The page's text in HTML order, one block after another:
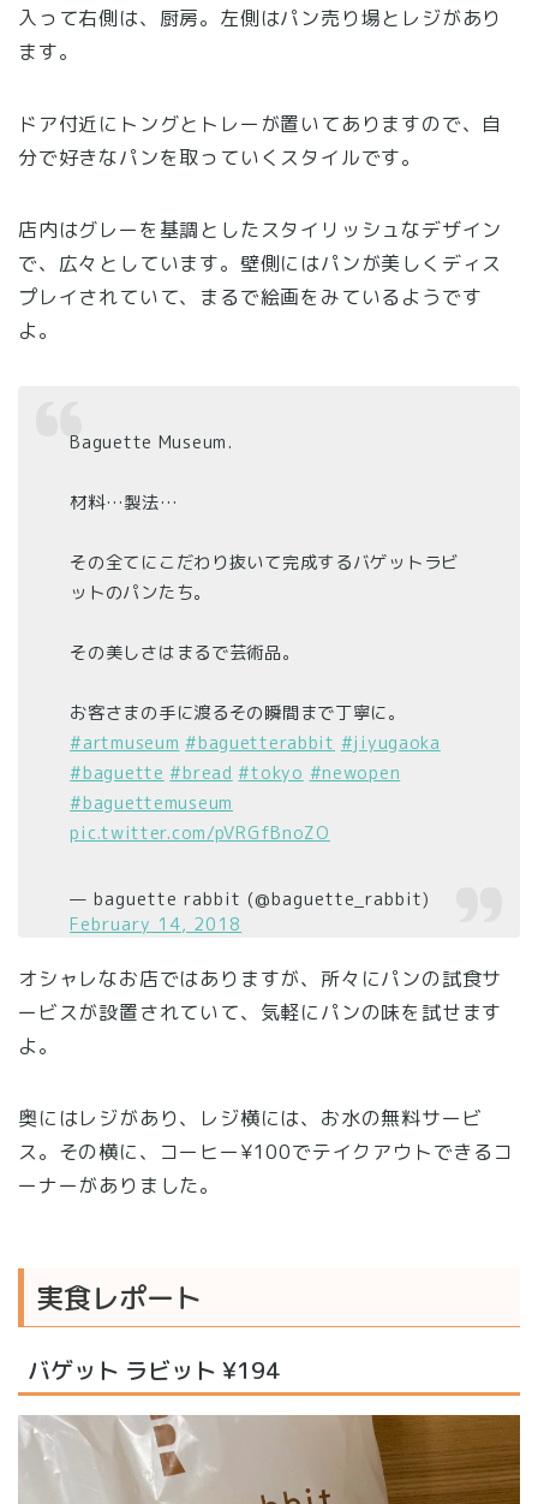
入って右側は、厨房。左側はパン売り場とレジがあり
ます。
ドア付近にトングとトレーが置いてありますので、自
分で好きなパンを取っていくスタイルです。
店内はグレーを基調としたスタイリッシュなデザイン
で、広々としています。壁側にはパンが美しくディス
プレイされていて、まるで絵画をみているようです
よ。
Baguette Museum.
材料…製法…
その全てにこだわり抜いて完成するバゲットラビ
ットのパンたち。
その美しさはまるで芸術品。
お客さまの手に渡るその瞬間まで丁寧に。
#artmuseum #baguetterabbit #jiyugaoka
#baguette #bread #tokyo #newopen
#baguettemuseum
pic.twitter.com/pVRGfBnoZO
— baguette rabbit (@baguette_rabbit)
February 14, 2018
オシャレなお店ではありますが、所々にパンの試食サ
ービスが設置されていて、気軽にパンの味を試せます
よ。
奥にはレジがあり、レジ横には、お水の無料サービ
ス。その横に、コーヒー¥100でテイクアウトできるコ
ーナーがありました。
実食レポート
バゲット ラビット ¥194